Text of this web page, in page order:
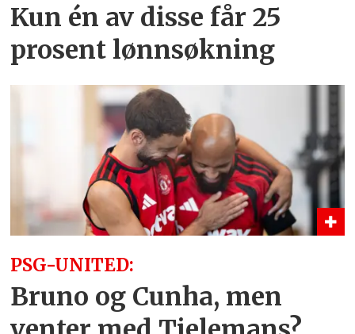
Kun én av disse får 25
prosent lønnsøkning
PSG-UNITED:
Bruno og Cunha, men